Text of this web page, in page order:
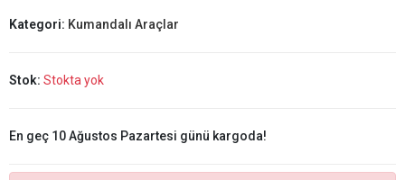
Kategori: Kumandalı Araçlar
Stok: Stokta yok
En geç 10 Ağustos Pazartesi günü kargoda!